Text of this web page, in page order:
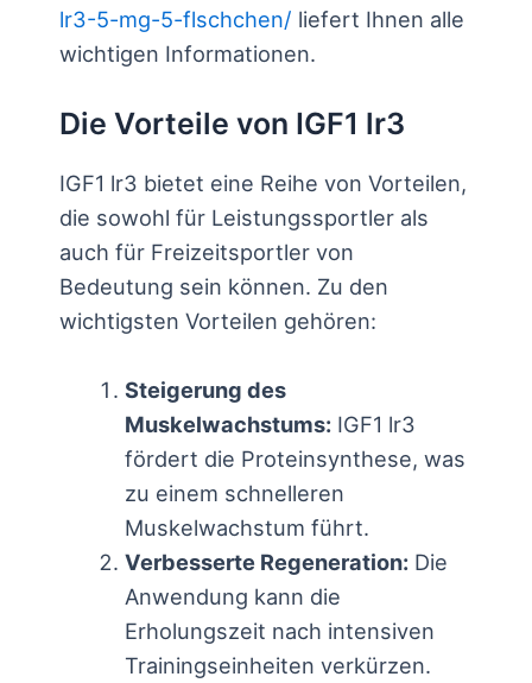
lr3-5-mg-5-flschchen/ liefert Ihnen alle
wichtigen Informationen.
Die Vorteile von IGF1 lr3
IGF1 lr3 bietet eine Reihe von Vorteilen,
die sowohl für Leistungssportler als
auch für Freizeitsportler von
Bedeutung sein können. Zu den
wichtigsten Vorteilen gehören:
Steigerung des
Muskelwachstums:IGF1 lr3
fördert die Proteinsynthese, was
zu einem schnelleren
Muskelwachstum führt.
Verbesserte Regeneration:Die
Anwendung kann die
Erholungszeit nach intensiven
Trainingseinheiten verkürzen.